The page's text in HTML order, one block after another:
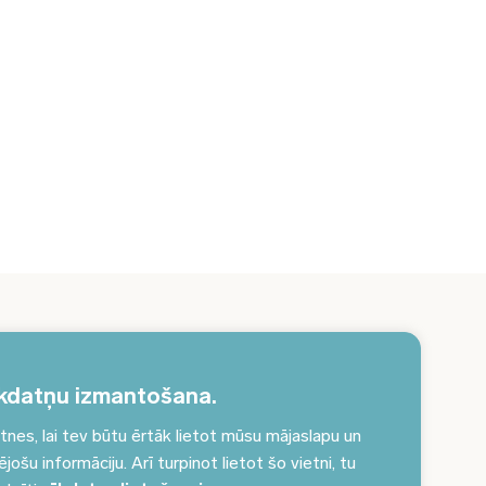
izmantošana.
lai tev būtu ērtāk lietot mūsu mājaslapu un
informāciju. Arī turpinot lietot šo vietni, tu
savā e-pastā!
Pieteikties jaunumiem